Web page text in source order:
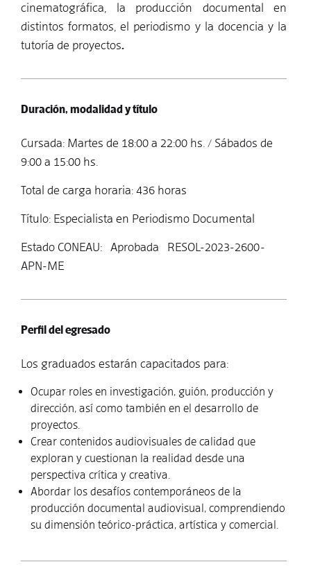
cinematográfica, la producción documental en
distintos formatos, el periodismo y la docencia y la
tutoría de proyectos.
Duración, modalidad y título
Cursada: Martes de 18:00 a 22:00 hs. / Sábados de
9:00 a 15:00 hs.
Total de carga horaria: 436 horas
Título: Especialista en Periodismo Documental
Estado CONEAU: Aprobada RESOL-2023-2600-
APN-ME
Perfil del egresado
Los graduados estarán capacitados para:
Ocupar roles en investigación, guión, producción y
dirección, así como también en el desarrollo de
proyectos.
Crear contenidos audiovisuales de calidad que
exploran y cuestionan la realidad desde una
perspectiva crítica y creativa.
Abordar los desafíos contemporáneos de la
producción documental audiovisual, comprendiendo
su dimensión teórico-práctica, artística y comercial.